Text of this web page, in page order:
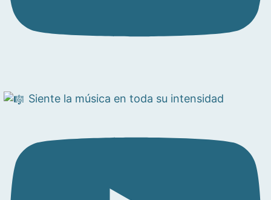
Siente la música en toda su intensidad